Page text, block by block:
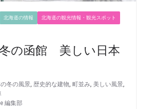
北海道の情報 北海道の観光情報・観光スポット
の函館 美しい日本
の冬の風景 歴史的な建物 町並み 美しい風景
編集部